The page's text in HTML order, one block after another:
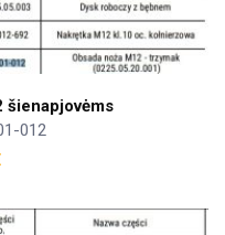
šienapjovėms
012